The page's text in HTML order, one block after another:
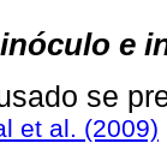
e
se
et al. (2009)